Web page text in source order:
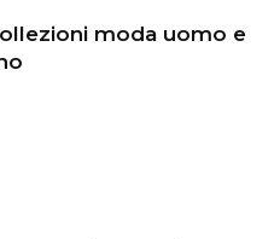
moda uomo e